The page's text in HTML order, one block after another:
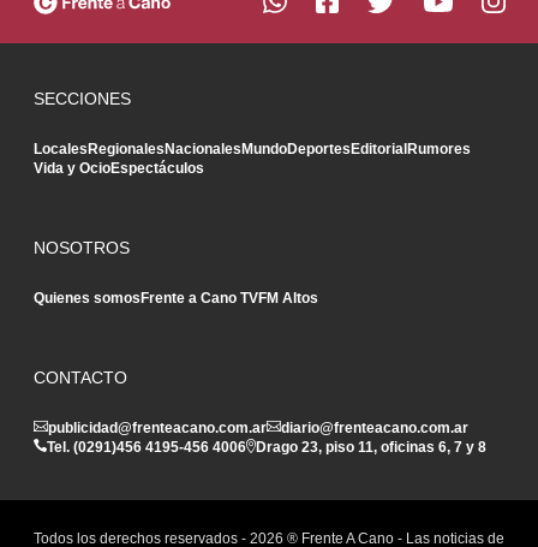
SECCIONES
LocalesRegionalesNacionalesMundoDeportesEditorialRumores
Vida y OcioEspectáculos
NOSOTROS
Quienes somosFrente a Cano TVFM Altos
CONTACTO
publicidad@frenteacano.com.ar
diario@frenteacano.com.ar
Tel. (0291)456 4195-456 4006 Drago 23, piso 11, oficinas 6, 7 y 8
Todos los derechos reservados - 2026 ® Frente A Cano - Las noticias de